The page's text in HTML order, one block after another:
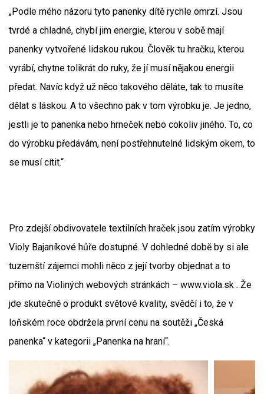
„Podle mého názoru tyto panenky dítě rychle omrzí. Jsou
tvrdé a chladné, chybí jim energie, kterou v sobě mají
panenky vytvořené lidskou rukou. Člověk tu hračku, kterou
vyrábí, chytne tolikrát do ruky, že jí musí nějakou energii
předat. Navíc když už něco takového děláte, tak to musíte
dělat s láskou. A to všechno pak v tom výrobku je. Je jedno,
jestli je to panenka nebo hrneček nebo cokoliv jiného. To, co
do výrobku předávám, není postřehnutelné lidským okem, to
se musí cítit.“
Pro zdejší obdivovatele textilních hraček jsou zatím výrobky
Violy Bajaníkové hůře dostupné. V dohledné době by si ale
tuzemští zájemci mohli něco z její tvorby objednat a to
přímo na Violiných webových stránkách – www.viola.sk . Že
jde skutečně o produkt světové kvality, svědčí i to, že v
loňském roce obdržela první cenu na soutěži „Česká
panenka“ v kategorii „Panenka na hraní“.